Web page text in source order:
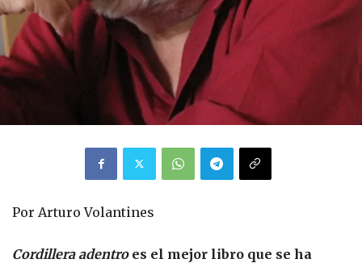
Por Arturo Volantines
Cordillera adentroes el mejor libro que se ha